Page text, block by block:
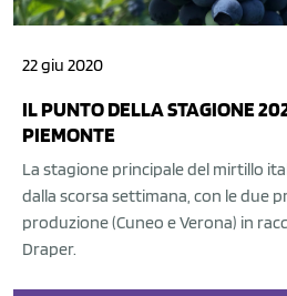
22 giu 2020
IL PUNTO DELLA STAGIONE
PIEMONTE
La stagione principale del mirtillo
dalla scorsa settimana, con le due
produzione (Cuneo e Verona) in
Draper.